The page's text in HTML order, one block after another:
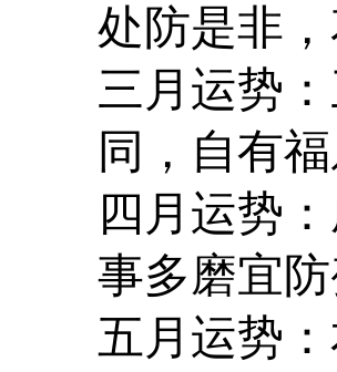
处防是非
三月运势
同，自有
四月运势
事多磨宜
五月运势